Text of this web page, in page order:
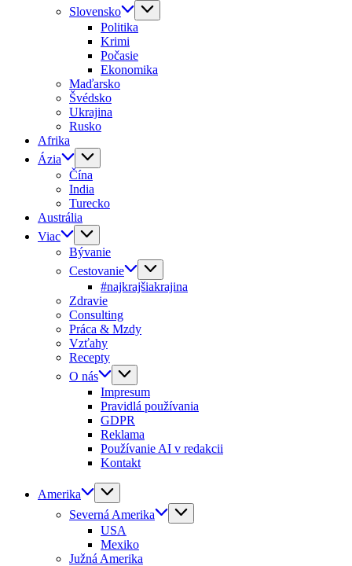
Slovensko
Politika
Krimi
Počasie
Ekonomika
Maďarsko
Švédsko
Ukrajina
Rusko
Afrika
Ázia
Čína
India
Turecko
Austrália
Viac
Bývanie
Cestovanie
#najkrajšiakrajina
Zdravie
Consulting
Práca & Mzdy
Vzťahy
Recepty
O nás
Impresum
Pravidlá používania
GDPR
Reklama
Používanie AI v redakcii
Kontakt
Amerika
Severná Amerika
USA
Mexiko
Južná Amerika